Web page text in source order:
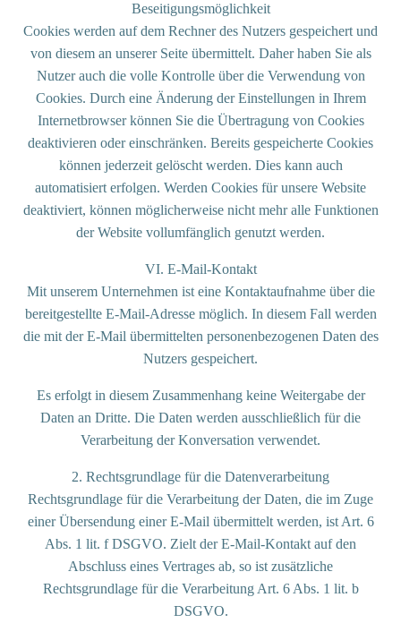
Beseitigungsmöglichkeit
Cookies werden auf dem Rechner des Nutzers gespeichert und
von diesem an unserer Seite übermittelt. Daher haben Sie als
Nutzer auch die volle Kontrolle über die Verwendung von
Cookies. Durch eine Änderung der Einstellungen in Ihrem
Internetbrowser können Sie die Übertragung von Cookies
deaktivieren oder einschränken. Bereits gespeicherte Cookies
können jederzeit gelöscht werden. Dies kann auch
automatisiert erfolgen. Werden Cookies für unsere Website
deaktiviert, können möglicherweise nicht mehr alle Funktionen
der Website vollumfänglich genutzt werden.
VI. E-Mail-Kontakt
Mit unserem Unternehmen ist eine Kontaktaufnahme über die
bereitgestellte E-Mail-Adresse möglich. In diesem Fall werden
die mit der E-Mail übermittelten personenbezogenen Daten des
Nutzers gespeichert.
Es erfolgt in diesem Zusammenhang keine Weitergabe der
Daten an Dritte. Die Daten werden ausschließlich für die
Verarbeitung der Konversation verwendet.
2. Rechtsgrundlage für die Datenverarbeitung
Rechtsgrundlage für die Verarbeitung der Daten, die im Zuge
einer Übersendung einer E-Mail übermittelt werden, ist Art. 6
Abs. 1 lit. f DSGVO. Zielt der E-Mail-Kontakt auf den
Abschluss eines Vertrages ab, so ist zusätzliche
Rechtsgrundlage für die Verarbeitung Art. 6 Abs. 1 lit. b
DSGVO.